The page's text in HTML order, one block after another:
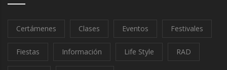
Certámenes Clases Eventos Festivales
Fiestas Información Life Style RAD